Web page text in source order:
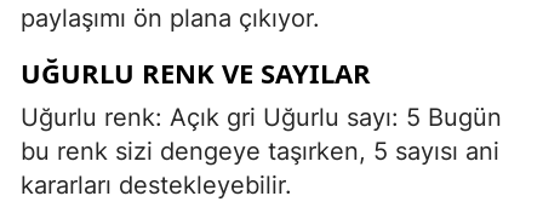
paylaşımı ön plana çıkıyor.
UĞURLU RENK VE SAYILAR
Uğurlu renk: Açık gri Uğurlu sayı: 5 Bugün
bu renk sizi dengeye taşırken, 5 sayısı ani
kararları destekleyebilir.